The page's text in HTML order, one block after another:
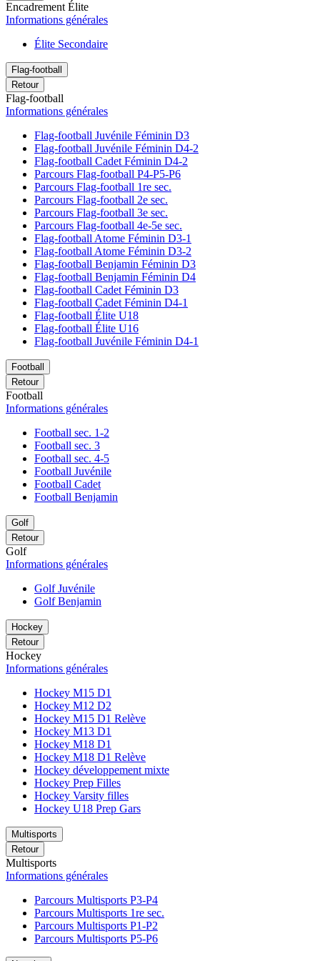
Encadrement Élite
Informations générales
Élite Secondaire
Flag-football
Retour
Flag-football
Informations générales
Flag-football Juvénile Féminin D3
Flag-football Juvénile Féminin D4-2
Flag-football Cadet Féminin D4-2
Parcours Flag-football P4-P5-P6
Parcours Flag-football 1re sec.
Parcours Flag-football 2e sec.
Parcours Flag-football 3e sec.
Parcours Flag-football 4e-5e sec.
Flag-football Atome Féminin D3-1
Flag-football Atome Féminin D3-2
Flag-football Benjamin Féminin D3
Flag-football Benjamin Féminin D4
Flag-football Cadet Féminin D3
Flag-football Cadet Féminin D4-1
Flag-football Élite U18
Flag-football Élite U16
Flag-football Juvénile Féminin D4-1
Football
Retour
Football
Informations générales
Football sec. 1-2
Football sec. 3
Football sec. 4-5
Football Juvénile
Football Cadet
Football Benjamin
Golf
Retour
Golf
Informations générales
Golf Juvénile
Golf Benjamin
Hockey
Retour
Hockey
Informations générales
Hockey M15 D1
Hockey M12 D2
Hockey M15 D1 Relève
Hockey M13 D1
Hockey M18 D1
Hockey M18 D1 Relève
Hockey développement mixte
Hockey Prep Filles
Hockey Varsity filles
Hockey U18 Prep Gars
Multisports
Retour
Multisports
Informations générales
Parcours Multisports P3-P4
Parcours Multisports 1re sec.
Parcours Multisports P1-P2
Parcours Multisports P5-P6